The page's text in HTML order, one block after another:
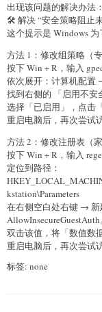
出现该问题的解决办法：
🛠️ 解决 “安全策略阻止
这个提示是 Windows
方法 1：修改组策略（
按下 Win + R，输入
依次展开：计算机配置
找到右侧的 「启用不安
选择「已启用」，点击
重启电脑后，再次尝试
方法 2：修改注册表（
按下 Win + R，输入
定位到路径：
kstation\Parameters
在右侧空白处右键 → 新
AllowInsecureGuestAuth。
双击该值，将「数值数
重启电脑后，再次尝试
标签: none